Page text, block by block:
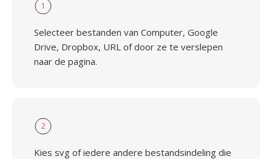
1
Selecteer bestanden van Computer, Google
Drive, Dropbox, URL of door ze te verslepen
naar de pagina.
2
Kies svg of iedere andere bestandsindeling die